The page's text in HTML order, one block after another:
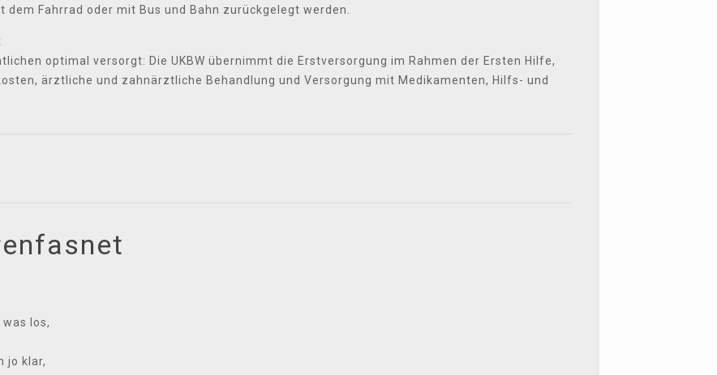
dem Fahrrad oder mit Bus und Bahn zurückgelegt werden.
optimal versorgt: Die UKBW übernimmt die Erstversorgung im Rahmen der Ersten Hilfe,
ärztliche und zahnärztliche Behandlung und Versorgung mit Medikamenten, Hilfs- und
los,
jo klar,